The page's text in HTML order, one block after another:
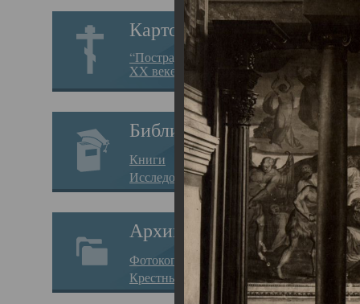
Картотека
“Пострадавшие за веру в
XX веке на Севере”
Библиотека
Книги
Исследования
Архив
Фотокопии дел
Крестные ходы